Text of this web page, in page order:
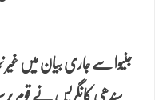
سندھی کانگریس نے قوم